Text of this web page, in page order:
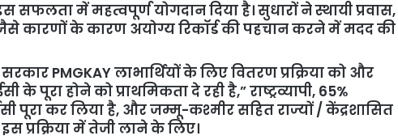
में महत्वपूर्ण योगदान दिया है। सुधारों ने स्थायी प्रवास,
जैसे कारणों के कारण अयोग्य रिकॉर्ड की पहचान करने में मदद की
PMGKAY लाभार्थियों के लिए वितरण प्रक्रिया को और
पूरा होने को प्राथमिकता दे रही है,” राष्ट्रव्यापी, 65%
पूरा कर लिया है, और जम्मू-कश्मीर सहित राज्यों / केंद्रशासित
प्रक्रिया में तेजी लाने के लिए।